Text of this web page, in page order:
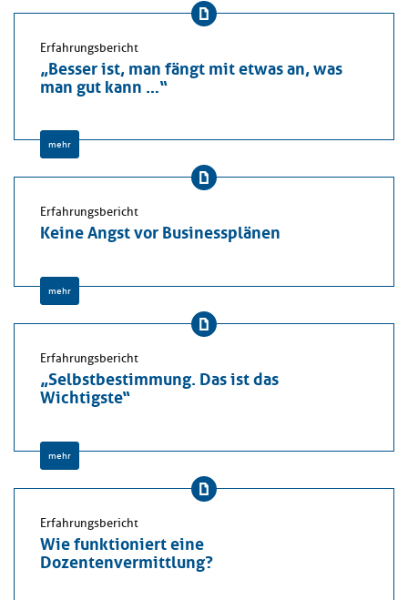
Erfahrungsbericht
„Besser ist, man fängt mit etwas an, was
man gut kann …“
mehr
Erfahrungsbericht
Keine Angst vor Businessplänen
mehr
Erfahrungsbericht
„Selbstbestimmung. Das ist das
Wichtigste“
mehr
Erfahrungsbericht
Wie funktioniert eine
Dozentenvermittlung?